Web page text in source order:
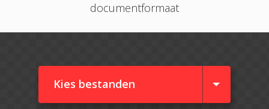
documentformaat
Kies bestanden